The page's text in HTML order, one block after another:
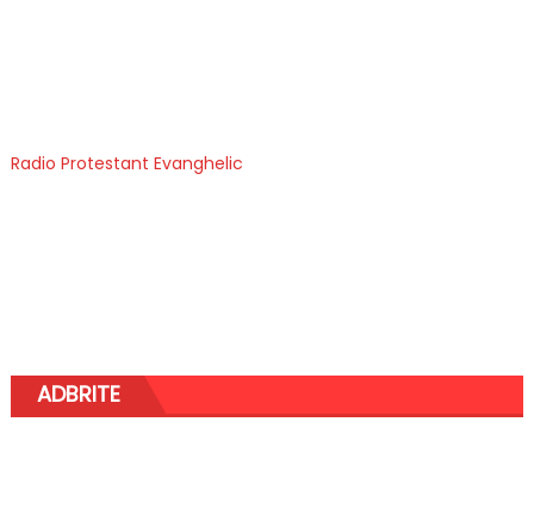
Radio Protestant Evanghelic
ADBRITE